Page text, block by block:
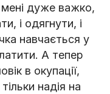
дуже важко,
і одягнути, і
навчається у
А тепер
в окупації,
надія на